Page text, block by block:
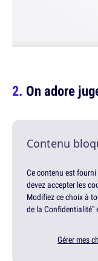
On adore
Contenu
Ce contenu est
devez accepter les
Modifiez ce choix à
de la Confidentialité"
Gérer mes